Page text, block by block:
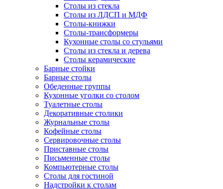
Столы из стекла
Столы из ЛДСП и МДФ
Столы-книжки
Столы-трансформеры
Кухонные столы со стульями
Столы из стекла и дерева
Столы керамические
Барные стойки
Барные столы
Обеденные группы
Кухонные уголки со столом
Туалетные столы
Декоративные столики
Журнальные столы
Кофейные столы
Сервировочные столы
Приставные столы
Письменные столы
Компьютерные столы
Столы для гостиной
Надстройки к столам